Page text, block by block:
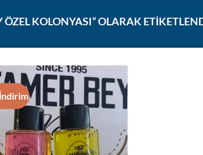
ÖZEL KOLONYASI” OLARAK